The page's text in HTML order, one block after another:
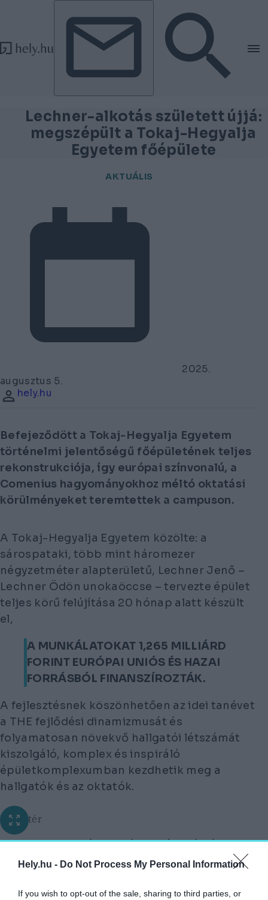
Hely.hu - Do Not Process My Personal Information
If you wish to opt-out of the sale, sharing to third parties, or
Tovább a tartalomhoz
Tovább a lábléchez
Lechner-alkotás született újjá:
megszépült a Tokaj-Hegyalja
Egyetem főépülete
AKTUÁLIS
2025.
augusztus 5.
hely.hu
Befejeződött a Tokaj-Hegyalja Egyetem
történelmi jelentőségű főépületének teljes
rekonstrukciója, így európai színvonalú, a
Comenius hagyományokhoz méltó oktatási
körülményeket teremtettek a campuson.
A Tokaj-Hegyalja Egyetem közölte: a
sárospataki, több mint háromezer
négyzetméter alapterületű, Lechner Jenő –
Lechner Ödön unokaöccse – tervezte épület
teljes körű felújítása 20 hónap alatt készült
el,
A MUNKÁLATOKAT 1,265 MILLIÁRD
FORINT EURÓPAI UNIÓS ÉS HAZAI
FORRÁSBÓL FINANSZÍROZTÁK.
A fejlesztésnek köszönhetően az idei tanévet
a THE fejlődési dinamizmusát és
folyamatosan növekvő hallgatói létszámát
kiszolgáló, komplex és inspiráló
épületkomplexumban kezdhetik meg a
hallgatók és az oktatók.
Belső tér
A projekt keretében kiépült távolléti és
hibrid oktatásra alkalmas terek, valamint a
nemzetközi versenyképességét is növelik. A